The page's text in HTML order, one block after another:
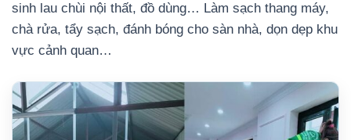
sinh lau chùi nội thất, đồ dùng… Làm sạch thang máy,
chà rửa, tẩy sạch, đánh bóng cho sàn nhà, dọn dẹp khu
vực cảnh quan…